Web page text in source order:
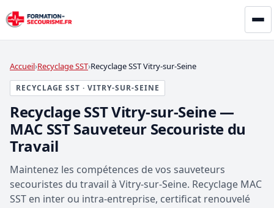
Accueil Recyclage SST Recyclage SST Vitry-sur-Seine
RECYCLAGE SST · VITRY-SUR-SEINE
Recyclage SST Vitry-sur-Seine —
MAC SST Sauveteur Secouriste du
Travail
Maintenez les compétences de vos sauveteurs
secouristes du travail à Vitry-sur-Seine. Recyclage MAC
SST en inter ou intra-entreprise, certificat renouvelé